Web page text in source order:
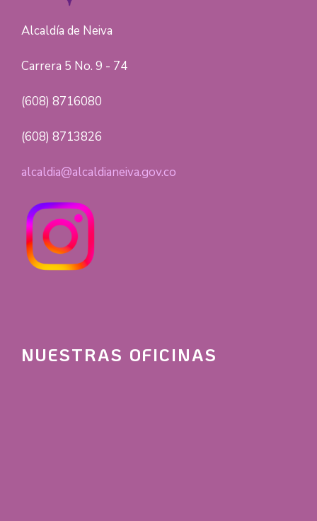
Alcaldía de Neiva
Carrera 5 No. 9 - 74
(608) 8716080
(608) 8713826
alcaldia@alcaldianeiva.gov.co
NUESTRAS OFICINAS